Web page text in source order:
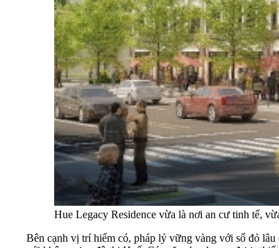
Hue Legacy Residence vừa là nơi an cư tinh tế,
Bên cạnh vị trí hiếm có, pháp lý vững vàng với sổ đỏ